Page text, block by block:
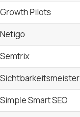
Growth Pilots
Netigo
Semtrix
Sichtbarkeitsmeister
Simple Smart SEO